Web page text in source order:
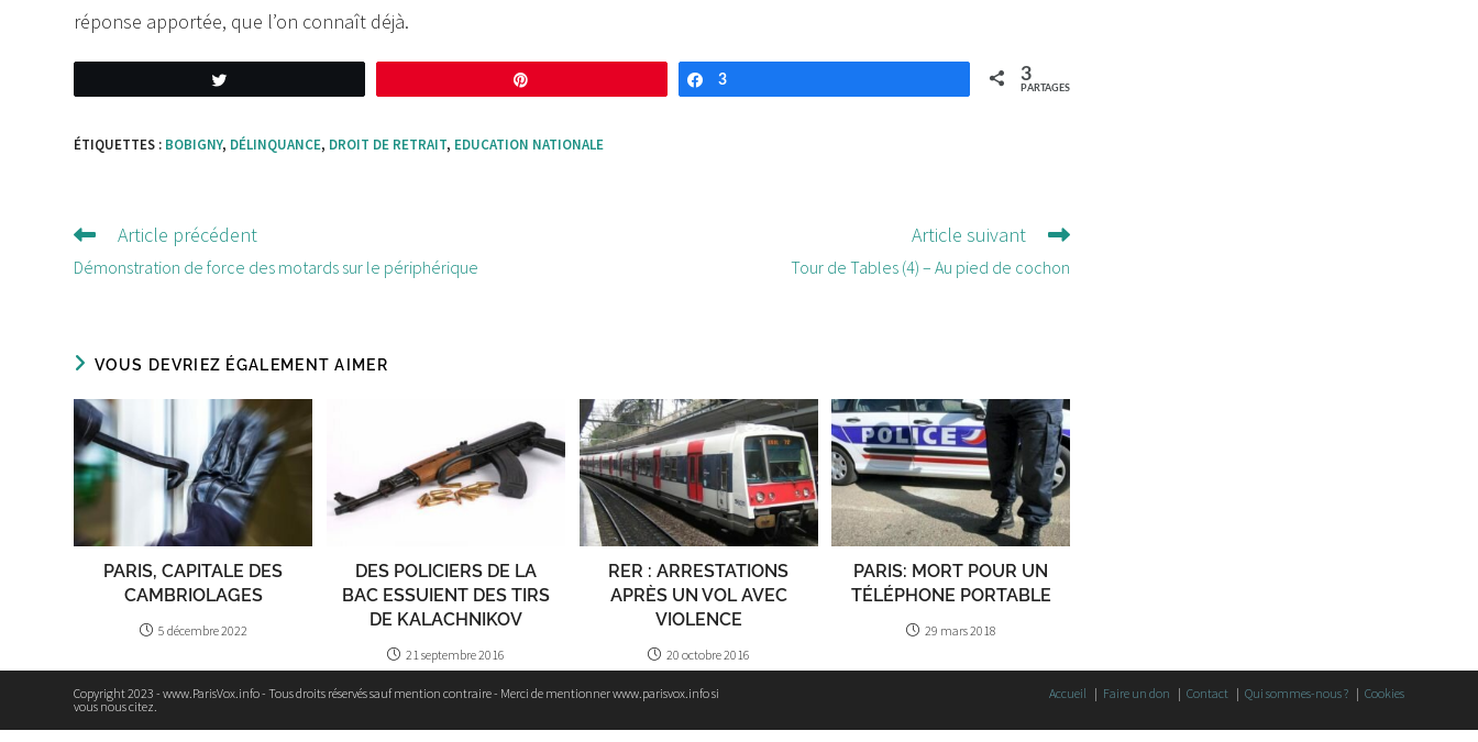
réponse apportée, que l’on connaît déjà.
Partagez
3 3
PARTAGES
ÉTIQUETTES : BOBIGNY, DÉLINQUANCE, DROIT DE RETRAIT, EDUCATION NATIONALE
Lire
d'autres
Article précédent
Démonstration de force des motards sur le périphérique
Article suivant
Tour de Tables (4) – Au pied de cochon
VOUS DEVRIEZ ÉGALEMENT AIMER
PARIS, CAPITALE DES
CAMBRIOLAGES
5 décembre 2022
DES POLICIERS DE LA
BAC ESSUIENT DES TIRS
DE KALACHNIKOV
21 septembre 2016
RER : ARRESTATIONS
APRÈS UN VOL AVEC
VIOLENCE
20 octobre 2016
PARIS: MORT POUR UN
TÉLÉPHONE PORTABLE
29 mars 2018
Accueil Faire un don Contact Qui sommes-nous ? Cookies
Copyright 2023 - www.ParisVox.info - Tous droits réservés sauf mention contraire - Merci de mentionner www.parisvox.info si
vous nous citez.